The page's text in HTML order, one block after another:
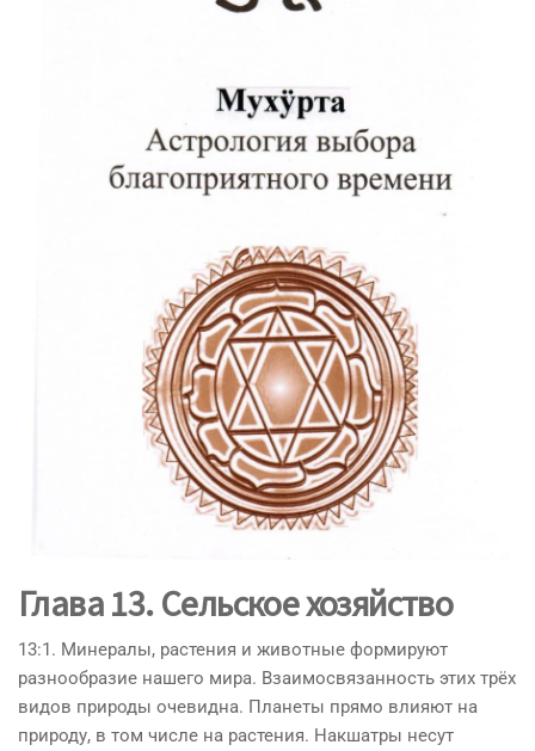
Глава 13. Сельское хозяйство
13:1. Минералы, растения и животные формируют
разнообразие нашего мира. Взаимосвязанность этих трёх
видов природы очевидна. Планеты прямо влияют на
природу, в том числе на растения. Накшатры несут